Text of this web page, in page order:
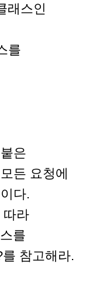
래스인
를
은
든 요청에
다.
따라
를
참고해라.